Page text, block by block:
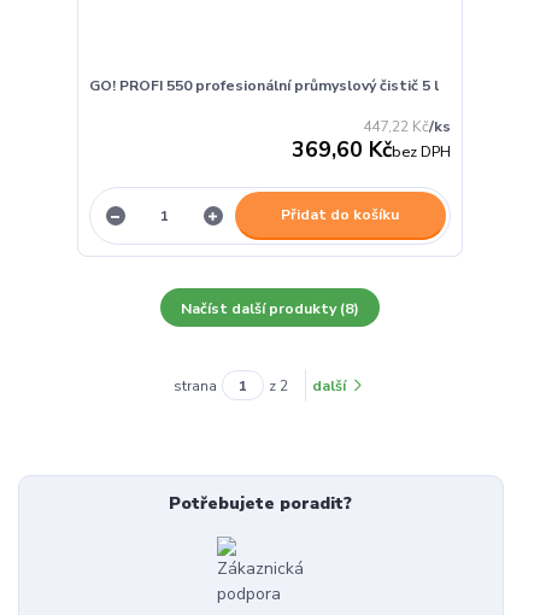
GO! PROFI 550 profesionální průmyslový čistič 5 l
447,22 Kč/ks
369,60 Kčbez DPH
Přidat do košíku
Načíst další produkty (8)
strana z 2 další
Potřebujete poradit?